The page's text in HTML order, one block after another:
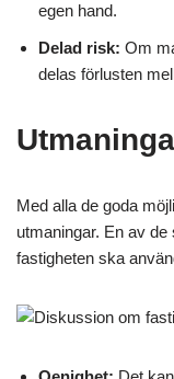
egen hand.
Delad risk: Om
delas förlusten
Med alla de goda
utmaningar. En av
fastigheten ska